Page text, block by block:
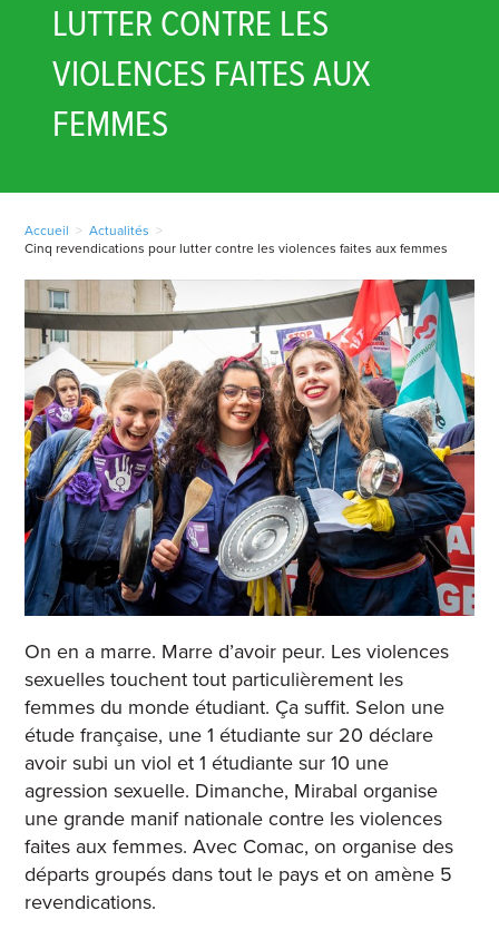
LUTTER CONTRE LES
VIOLENCES FAITES AUX
FEMMES
Accueil > Actualités >
Cinq revendications pour lutter contre les violences faites aux femmes
On en a marre. Marre d’avoir peur. Les violences
sexuelles touchent tout particulièrement les
femmes du monde étudiant. Ça suffit. Selon une
étude française, une 1 étudiante sur 20 déclare
avoir subi un viol et 1 étudiante sur 10 une
agression sexuelle. Dimanche, Mirabal organise
une grande manif nationale contre les violences
faites aux femmes. Avec Comac, on organise des
départs groupés dans tout le pays et on amène 5
revendications.